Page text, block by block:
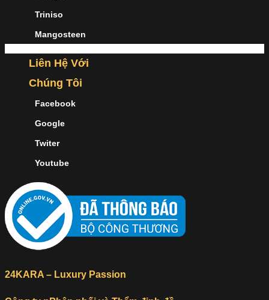
Triniso
Mangosteen
Liên Hệ Với
Chúng Tôi
Facebook
Google
Twiter
Youtube
24KARA – Luxury Passion